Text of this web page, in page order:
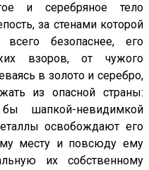
и серебряное тело
за стенами которой
безопаснее, его
взоров, от чужого
в золото и серебро,
из опасной страны:
шапкой-невидимкой
освобождают его
месту и повсюду ему
их собственному